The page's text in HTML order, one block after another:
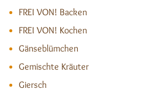
FREI VON! Backen
FREI VON! Kochen
Gänseblümchen
Gemischte Kräuter
Giersch